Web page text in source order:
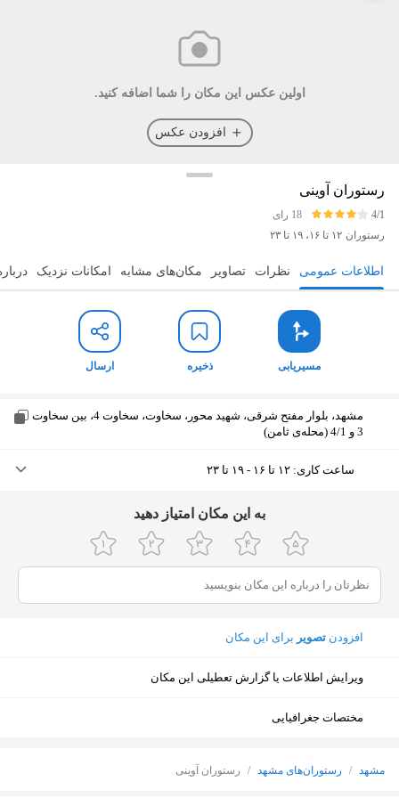
اولین عکس این مکان را شما اضافه کنید.
افزودن عکس
رستوران آوینی
4/1
18 رای
رستوران ۱۲ تا ۱۶، ۱۹ تا ۲۳
مسیریابی ذخیره ارسال اطلاعات عمومی نظرات تصاویر مکان‌های مشابه امکانات نزدیک
مسیریابی ذخیره ارسال
مشهد، بلوار مفتح شرقی، شهید محور، سخاوت، سخاوت 4، بین سخاوت
3 و 4/1 (محله‌ی ثامن)
ساعت کاری: ۱۲ تا ۱۶ - ۱۹ تا ۲۳
۱۲ تا ۱۶ - ۱۹ تا ۲۳
چهارشنبه
شنبه
یکشنبه
ﺑﻪ اﯾﻦ ﻣﮑﺎن اﻣﺘﯿﺎز دﻫﯿﺪ
افزودن تصویر برای این مکان
ویرایش اطلاعات یا گزارش تعطیلی این مکان
مختصات جغرافیایی
مشهد / رستوران‌های مشهد / رستوران آوینی